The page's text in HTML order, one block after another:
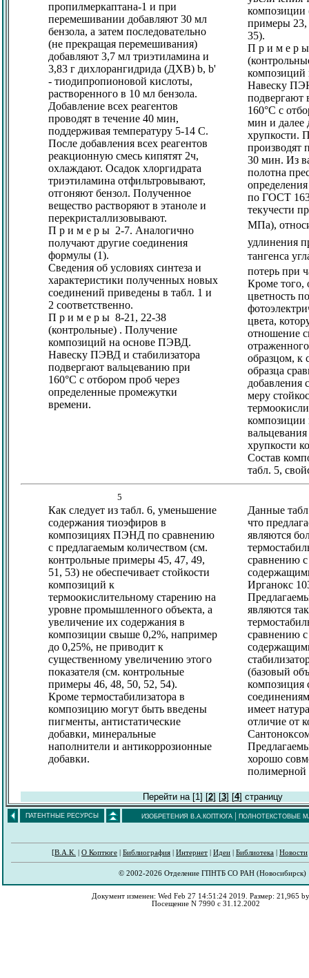
пропилмеркаптана-1 и при
перемешивании добавляют 30 мл
бензола, а затем последовательно
(не прекращая перемешивания)
добавляют 3,7 мл триэтиламина и
3,83 г дихлорангидрида (ДХВ) b, b'
- тиодипропионовой кислоты,
растворенного в 10 мл бензола.
Добавление всех реагентов
проводят в течение 40 мин,
поддерживая температуру 5-14 С.
После добавления всех реагентов
реакционную смесь кипятят 2ч,
охлаждают. Осадок хлоргидрата
триэтиламина отфильтровывают,
отгоняют бензол. Полученное
вещество растворяют в этаноле и
перекристаллизовывают.
П р и м е р ы 2-7. Аналогично
получают другие соединения
формулы (1).
Сведения об условиях синтеза и
характеристики полученных новых
соединений приведены в табл. 1 и
2 соответственно.
П р и м е р ы 8-21, 22-38
(контрольные) . Получение
композиций на основе ПЭВД.
Навеску ПЭВД и стабилизатора
подвергают вальцеванию при
160°C с отбором проб через
определенные промежутки
времени.
композиции
примеры 23,
35).
П р и м е р
Навеску
подвергают
160°C с
мин и далее
хрупкости.
производят
30 мин. Из
полотна
по ГОСТ
текучести
МПа),
удлинения
тангенса
потерь при
Кроме того,
цветность
цвета,
отношение
образцом, к
образца
добавления
меру
хрупкости
Состав
табл. 5,
5
Как следует из табл. 6, уменьшение
содержания тиоэфиров в
композициях ПЭНД по сравнению
с предлагаемым количеством (см.
контрольные примеры 45, 47, 49,
51, 53) не обеспечивает стойкости
композиций к
термоокислительному старению на
уровне промышленного объекта, а
увеличение их содержания в
композиции свыше 0,2%, например
до 0,25%, не приводит к
существенному увеличению этого
показателя (см. контрольные
примеры 46, 48, 50, 52, 54).
Кроме термостабилизатора в
композицию могут быть введены
пигменты, антистатические
добавки, минеральные
наполнители и антикоррозионные
добавки.
Данные
что
являются
сравнению
Ирганокс
являются
сравнению
(базовый
композиция
имеет
отличие от
хорошо
полимерной
Перейти на [1] [2] [3] [4] страницу
ПАТЕНТНЫЕ РЕСУРСЫ ИЗОБРЕТЕНИЯ В.А.КОПТЮГА| ПОЛНОТЕКСТОВЫЕ
[В.А.К. О Коптюге Библиография Интернет Идеи Библиотека Новости
© 2002-2026 Отделение ГПНТБ СО РАН (Новосибирск)
Документ изменен: Wed Feb 27 14:51:24 2019. Размер: 21,965
Посещение N 7990 с 31.12.2002